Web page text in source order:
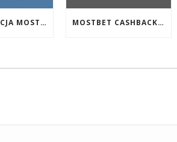
JAK APLIKACJA MOSTBET WSPIERA UŻYTKOWNIKÓW ANDROIDA? MOSTBET CASHBACK: HANGI OYUNLAR SIZI DAHA ÇOX QAZANA BILƏR?